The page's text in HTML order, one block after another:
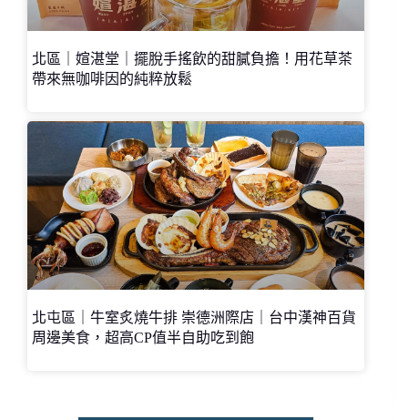
北區｜媗湛堂｜擺脫手搖飲的甜膩負擔！用花草茶
帶來無咖啡因的純粹放鬆
北屯區｜牛室炙燒牛排 崇德洲際店｜台中漢神百貨
周邊美食，超高CP值半自助吃到飽